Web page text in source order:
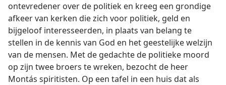
ontevredener over de politiek en kreeg een grondige
afkeer van kerken die zich voor politiek, geld en
bijgeloof interesseerden, in plaats van belang te
stellen in de kennis van God en het geestelijke welzijn
van de mensen. Met de gedachte de politieke moord
op zijn twee broers te wreken, bezocht de heer
Montás spiritisten. Op een tafel in een huis dat als